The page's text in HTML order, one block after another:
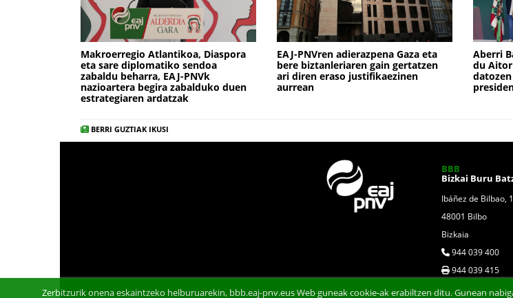
Makroerregio Atlantikoa, Diaspora
eta sare diplomatiko sendoa
zabaldu beharra, EAJ-PNVk
nazioartera begira zabalduko duen
estrategiaren ardatzak
EAJ-PNVren adierazpena Gaza eta
bere biztanleriaren gain gertatzen
ari diren eraso justifikaezinen
aurrean
Aberri
du Aitor
BERRI GUZTIAK IKUSI
BBB
Bizkai Buru
Ibáñez de Bilbao,
48001 Bilbo
Bizkaia
944 039 400
944 039 415
Zerbitzurik onena eskaintzeko helburuarekin, bbb.eaj-pnv.eus Web guneak cookie-ak erabiltzen ditu. Gunean